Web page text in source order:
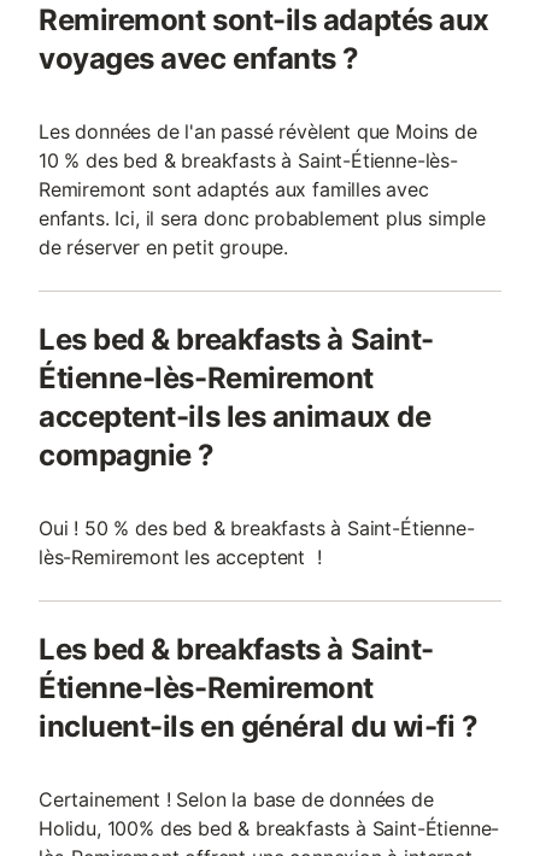
Remiremont sont-ils adaptés aux
voyages avec enfants ?
Les données de l'an passé révèlent que Moins de
10 % des bed & breakfasts à Saint-Étienne-lès-
Remiremont sont adaptés aux familles avec
enfants. Ici, il sera donc probablement plus simple
de réserver en petit groupe.
Les bed & breakfasts à Saint-
Étienne-lès-Remiremont
acceptent-ils les animaux de
compagnie ?
Oui ! 50 % des bed & breakfasts à Saint-Étienne-
lès-Remiremont les acceptent !
Les bed & breakfasts à Saint-
Étienne-lès-Remiremont
incluent-ils en général du wi-fi ?
Certainement ! Selon la base de données de
Holidu, 100% des bed & breakfasts à Saint-Étienne-